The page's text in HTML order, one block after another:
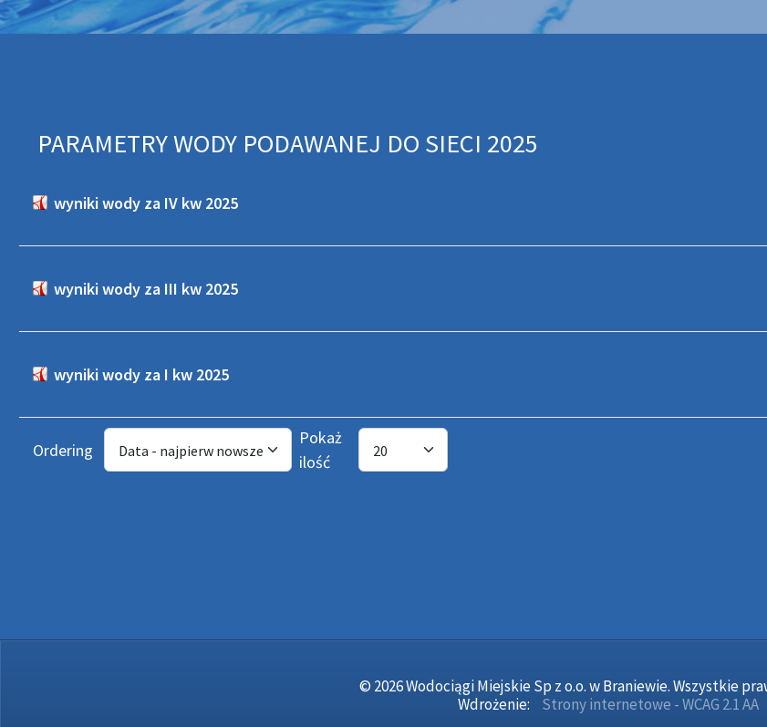
PARAMETRY WODY PODAWANEJ DO SIECI 2025
wyniki wody za IV kw 2025
wyniki wody za III kw 2025
wyniki wody za I kw 2025
Ordering
Pokaż
ilość
© 2026 Wodociągi Miejskie Sp z o.o. w Braniewie. Wszystkie
Wdrożenie:
Strony internetowe - WCAG 2.1 AA